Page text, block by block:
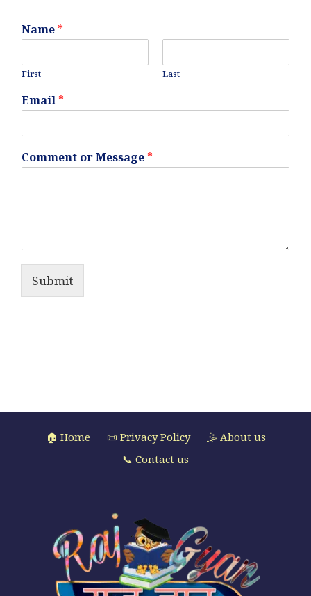
Name *
First Last
Email *
Comment or Message *
Submit
🏠 Home 📜 Privacy Policy
🤹 About us
📞 Contact us